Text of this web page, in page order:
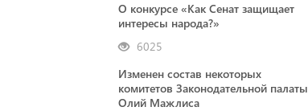
О конкурсе «Как Сенат защищает
интересы народа?»
6025
Изменен состав некоторых
комитетов Законодательной палаты
Олий Мажлиса